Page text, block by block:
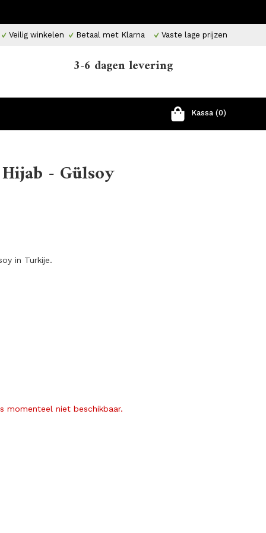
Veilig winkelen Betaal met Klarna Vaste lage prijzen
3-6 dagen levering
Kassa (0)
- Gülsoy
in Turkije.
momenteel niet beschikbaar.